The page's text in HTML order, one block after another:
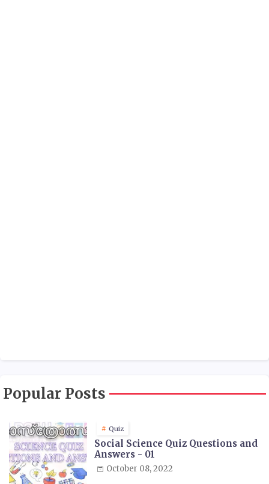
Popular Posts
Quiz
Social Science Quiz Questions and
Answers - 01
October 08, 2022